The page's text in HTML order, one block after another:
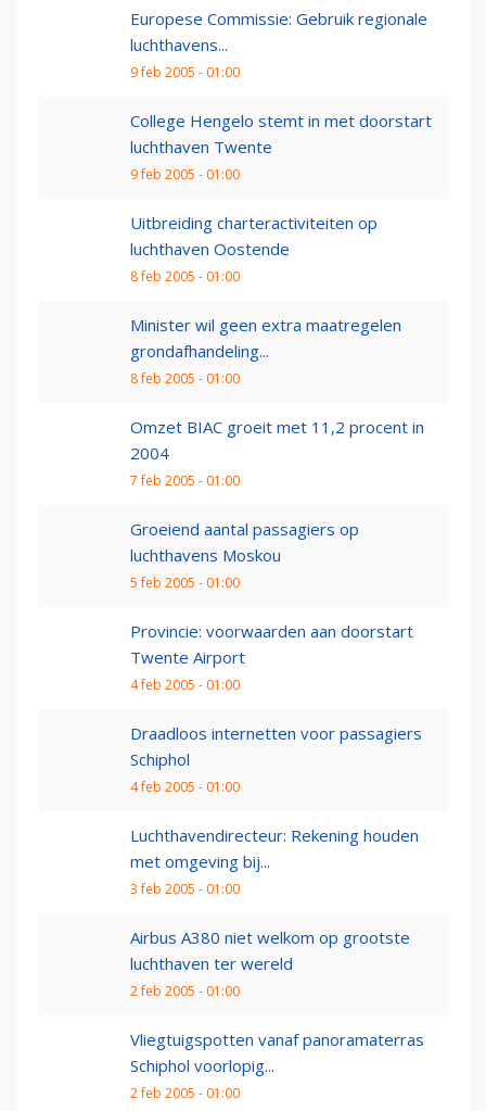
Europese Commissie: Gebruik regionale
luchthavens...
9 feb 2005 - 01:00
College Hengelo stemt in met doorstart
luchthaven Twente
9 feb 2005 - 01:00
Uitbreiding charteractiviteiten op
luchthaven Oostende
8 feb 2005 - 01:00
Minister wil geen extra maatregelen
grondafhandeling...
8 feb 2005 - 01:00
Omzet BIAC groeit met 11,2 procent in
2004
7 feb 2005 - 01:00
Groeiend aantal passagiers op
luchthavens Moskou
5 feb 2005 - 01:00
Provincie: voorwaarden aan doorstart
Twente Airport
4 feb 2005 - 01:00
Draadloos internetten voor passagiers
Schiphol
4 feb 2005 - 01:00
Luchthavendirecteur: Rekening houden
met omgeving bij...
3 feb 2005 - 01:00
Airbus A380 niet welkom op grootste
luchthaven ter wereld
2 feb 2005 - 01:00
Vliegtuigspotten vanaf panoramaterras
Schiphol voorlopig...
2 feb 2005 - 01:00